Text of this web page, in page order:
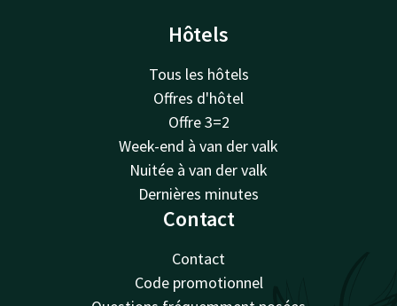
Hôtels
Tous les hôtels
Offres d'hôtel
Offre 3=2
Week-end à van der valk
Nuitée à van der valk
Dernières minutes
Contact
Contact
Code promotionnel